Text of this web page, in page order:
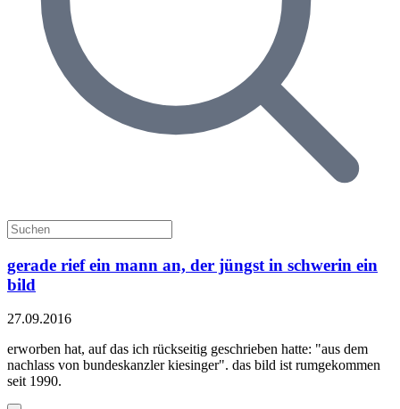
gerade rief ein mann an, der jüngst in schwerin ein
bild
27.09.2016
erworben hat, auf das ich rückseitig geschrieben hatte: "aus dem
nachlass von bundeskanzler kiesinger". das bild ist rumgekommen
seit 1990.